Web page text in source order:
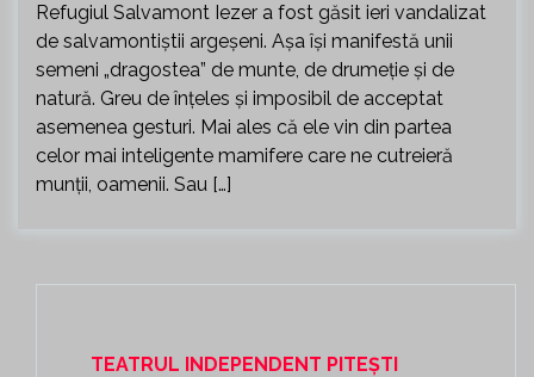
Refugiul Salvamont Iezer a fost găsit ieri vandalizat
de salvamontiștii argeșeni. Așa își manifestă unii
semeni „dragostea” de munte, de drumeție și de
natură. Greu de înțeles și imposibil de acceptat
asemenea gesturi. Mai ales că ele vin din partea
celor mai inteligente mamifere care ne cutreieră
munții, oamenii. Sau […]
TEATRUL INDEPENDENT PITEȘTI